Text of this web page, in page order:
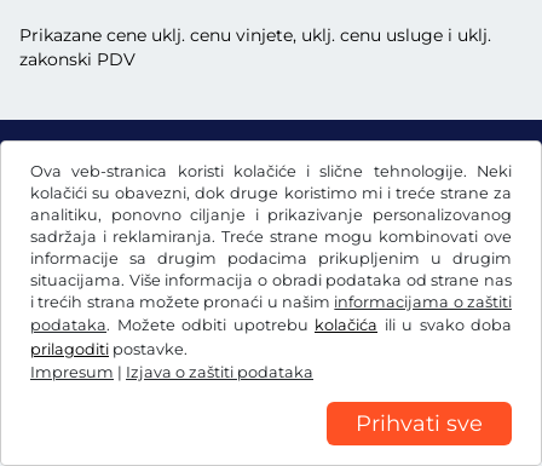
Ova veb-stranica koristi kolačiće i slične tehnologije. Neki
kolačići su obavezni, dok druge koristimo mi i treće strane za
analitiku, ponovno ciljanje i prikazivanje personalizovanog
sadržaja i reklamiranja. Treće strane mogu kombinovati ove
informacije sa drugim podacima prikupljenim u drugim
situacijama. Više informacija o obradi podataka od strane nas
i trećih strana možete pronaći u našim informacijama o zaštiti
podataka. Možete odbiti upotrebu kolačića ili u svako doba
prilagoditi postavke.
Impresum | Izjava o zaštiti podataka
Prihvati sve
Prikazane cene uklj. cenu vinjete, uklj. cenu usluge i uklj.
zakonski PDV
dkr.DKK
Facebook Instagram
Opšti uslovi poslovanja / pravo na opoziv
Izjava o zaštiti podataka